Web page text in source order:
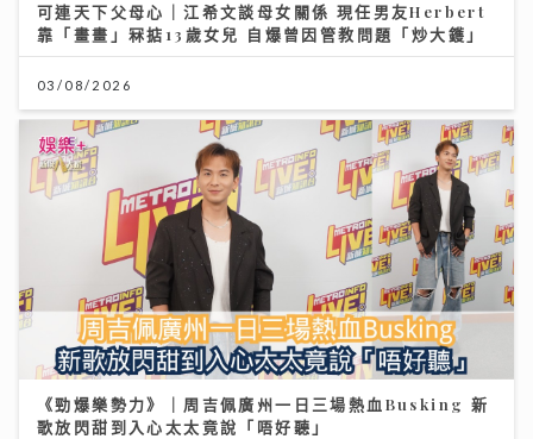
可連天下父母心｜江希文談母女關係 現任男友Herbert
靠「畫畫」冧掂13歲女兒 自爆曾因管教問題「炒大鑊」
03/08/2026
《勁爆樂勢力》｜周吉佩廣州一日三場熱血Busking 新
歌放閃甜到入心太太竟說「唔好聽」